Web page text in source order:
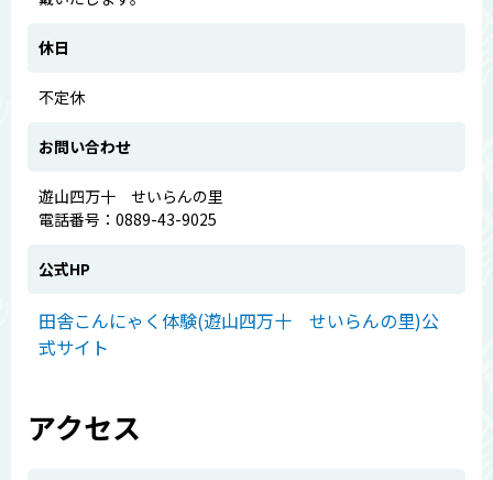
休日
不定休
お問い合わせ
遊山四万十 せいらんの里
電話番号：0889-43-9025
公式HP
田舎こんにゃく体験(遊山四万十 せいらんの里)公
式サイト
アクセス